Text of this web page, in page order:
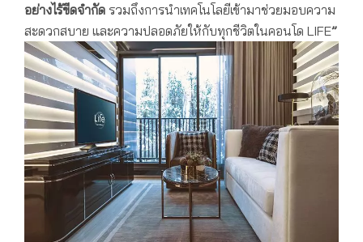
อย่างไร้ขีดจำกัด รวมถึงการนำเทคโนโลยีเข้ามาช่วยมอบความ
สะดวกสบาย และความปลอดภัยให้กับทุกชีวิตในคอนโด LIFE”